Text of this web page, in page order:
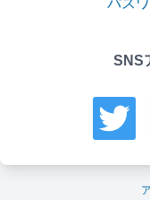
パス
SNS